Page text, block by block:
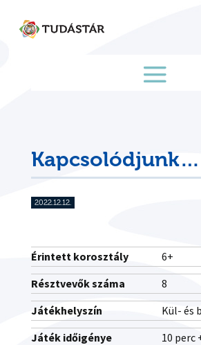
content
Kapcsolódjunk…
2022.12.12.
Érintett korosztály
6+
Résztvevők száma
8
Játékhelyszín
Kül- és
Játék időigénye
10 perc